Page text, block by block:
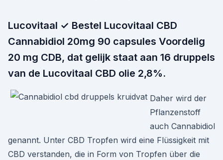
Lucovitaal ✓ Bestel Lucovitaal CBD
Cannabidiol 20mg 90 capsules Voordelig
20 mg CDB, dat gelijk staat aan 16 druppels
van de Lucovitaal CBD olie 2,8%.
Daher wird der
Pflanzenstoff
auch Cannabidiol
genannt. Unter CBD Tropfen wird eine Flüssigkeit mit
CBD verstanden, die in Form von Tropfen über die